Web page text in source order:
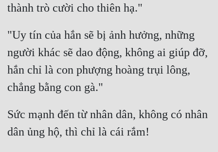
Sát Phạt Quyết Đoán
Điềm Đạm
"Uy tín của hắn sẽ bị ảnh hưởng, những
người khác sẽ dao động, không ai giúp đỡ,
hắn chỉ là con phượng hoàng trụi lông,
Sức mạnh đến từ nhân dân, không có nhân